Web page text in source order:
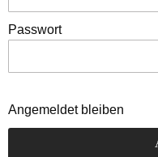
Passwort
Angemeldet bleiben